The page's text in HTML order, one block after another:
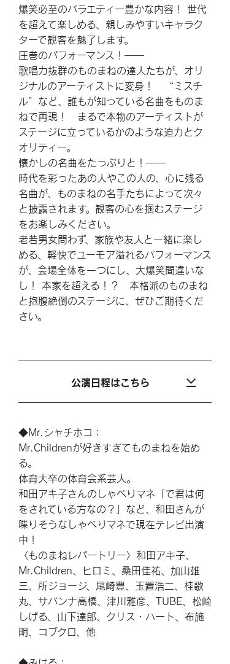
爆笑必至のバラエティー豊かな内容！ 世代
を超えて楽しめる、親しみやすいキャラク
ターで観客を魅了します。
圧巻のパフォーマンス！――
歌唱力抜群のものまねの達人たちが、オリ
ジナルのアーティストに変身！ “ミスチ
ル”など、誰もが知っている名曲をものま
ねで再現！ まるで本物のアーティストが
ステージに立っているかのような迫力とク
オリティー。
懐かしの名曲をたっぷりと！――
時代を彩ったあの人やこの人の、心に残る
名曲が、ものまねの名手たちによって次々
と披露されます。観客の心を掴むステージ
をお楽しみください。
老若男女問わず、家族や友人と一緒に楽し
める、軽快でユーモア溢れるパフォーマンス
が、会場全体を一つにし、大爆笑間違いな
し！ 本家を超える！？ 本格派のものまね
と抱腹絶倒のステージに、ぜひご期待くだ
さい。
公演日程はこちら
◆Mr.シャチホコ：
Mr.Childrenが好きすぎてものまねを始め
る。
体育大卒の体育会系芸人。
和田アキ子さんのしゃべりマネ「で君は何
をされている方なの？」など、和田さんが
喋りそうなしゃべりマネで現在テレビ出演
中！
〈ものまねレパートリー〉和田アキ子、
Mr.Children、ヒロミ、桑田佳祐、加山雄
三、所ジョージ、尾崎豊、玉置浩二、桂歌
丸、サバンナ高橋、津川雅彦、TUBE、松崎
しげる、山下達郎、クリス・ハート、布施
明、コブクロ、他